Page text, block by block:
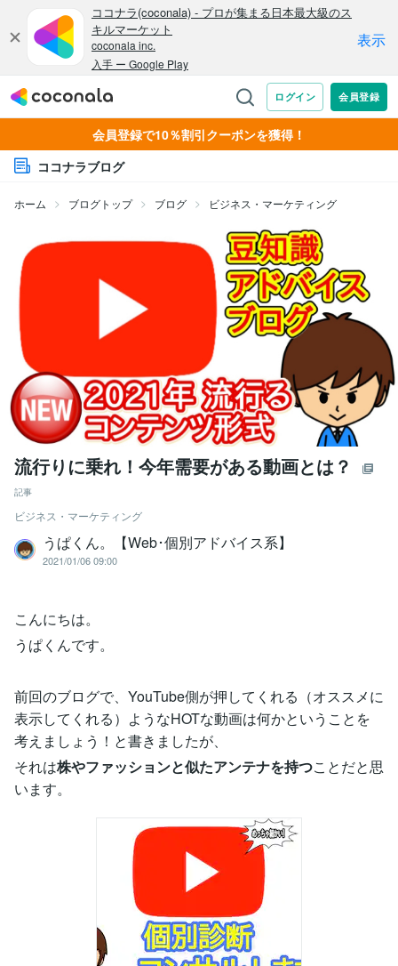
会員登録で10％割引クーポンを獲得！
ココナラブログ
ホーム ブログトップ ブログ ビジネス・マーケティング
流行りに乗れ！今年需要がある動画とは？
記事
ビジネス・マーケティング
うぱくん。【Web･個別アドバイス系】
2021/01/06 09:00
こんにちは。
うぱくんです。
前回のブログで、YouTube側が押してくれる（オススメに
表示してくれる）ようなHOTな動画は何かということを
考えましょう！と書きましたが、
それは株やファッションと似たアンテナを持つことだと思
います。